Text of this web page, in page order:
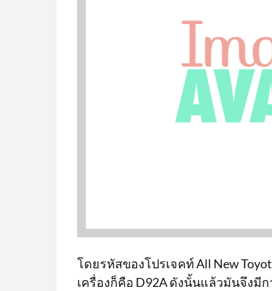
โดยรหัสของโปรเจคท์ All New
เครื่องก็คือ D92A ดังนั้นแล้วมันจึง